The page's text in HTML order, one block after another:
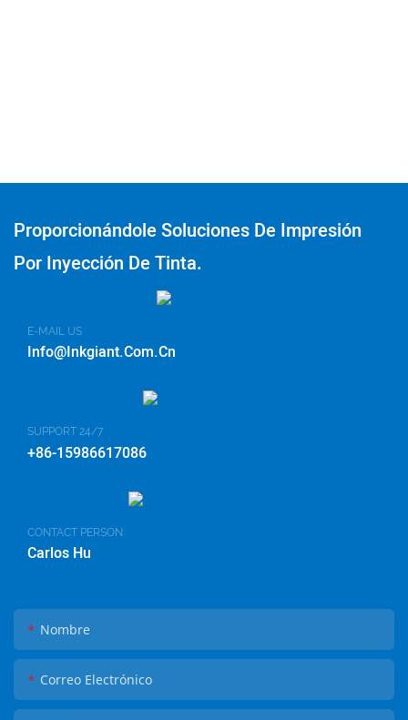
Proporcionándole Soluciones De Impresión
Por Inyección De Tinta.
E-MAIL US
Info@inkgiant.com.cn
SUPPORT 24/7
+86-15986617086
CONTACT PERSON:
Carlos Hu
Nombre
Correo Electrónico